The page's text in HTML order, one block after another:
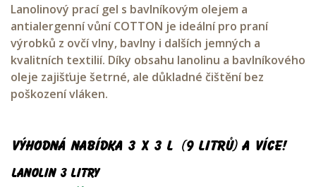
Lanolinový prací gel s bavlníkovým olejem a
antialergenní vůní COTTON je ideální pro praní
výrobků z ovčí vlny, bavlny i dalších jemných a
kvalitních textilií. Díky obsahu lanolinu a bavlníkového
oleje zajišťuje šetrné, ale důkladné čištění bez
poškození vláken.
Výhodná nabídka 3 x 3 L (9 litrů) a více!
Lanolin 3 litry